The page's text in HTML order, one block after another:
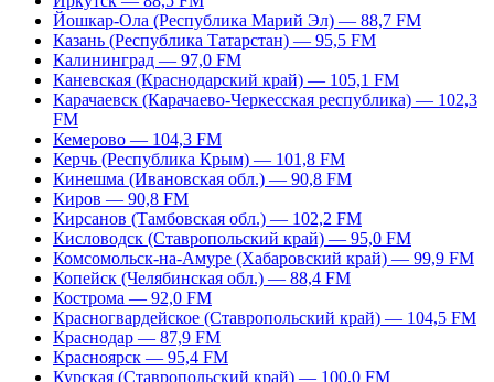
Йошкар-Ола (Республика Марий Эл) — 88,7 FM
Казань (Республика Татарстан) — 95,5 FM
Калининград — 97,0 FM
Каневская (Краснодарский край) — 105,1 FM
Карачаевск (Карачаево-Черкесская республика) — 102,3
FM
Кемерово — 104,3 FM
Керчь (Республика Крым) — 101,8 FM
Кинешма (Ивановская обл.) — 90,8 FM
Киров — 90,8 FM
Кирсанов (Тамбовская обл.) — 102,2 FM
Кисловодск (Ставропольский край) — 95,0 FM
Комсомольск-на-Амуре (Хабаровский край) — 99,9 FM
Копейск (Челябинская обл.) — 88,4 FM
Кострома — 92,0 FM
Красногвардейское (Ставропольский край) — 104,5 FM
Краснодар — 87,9 FM
Красноярск — 95,4 FM
Курская (Ставропольский край) — 100,0 FM